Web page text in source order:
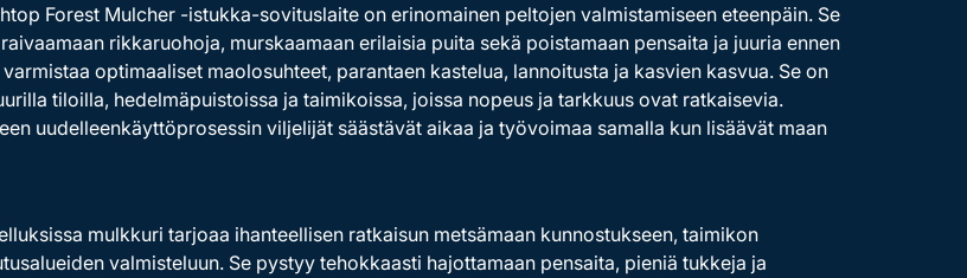
Forest Mulcher -istukka-sovituslaite on erinomainen peltojen valmistamiseen eteenpäin. Se
rikkaruohoja, murskaamaan erilaisia puita sekä poistamaan pensaita ja juuria ennen
optimaaliset maolosuhteet, parantaen kastelua, lannoitusta ja kasvien kasvua. Se on
tiloilla, hedelmäpuistoissa ja taimikoissa, joissa nopeus ja tarkkuus ovat ratkaisevia.
uudelleenkäyttöprosessin viljelijät säästävät aikaa ja työvoimaa samalla kun lisäävät maan
mulkkuri tarjoaa ihanteellisen ratkaisun metsämaan kunnostukseen, taimikon
valmisteluun. Se pystyy tehokkaasti hajottamaan pensaita, pieniä tukkeja ja